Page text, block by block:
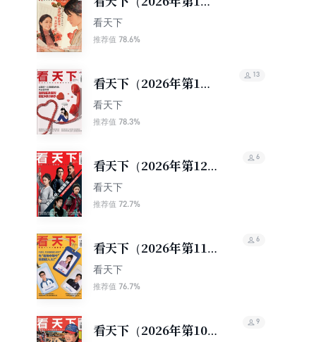
期）
看天下
推荐值 78.6%
看天下（2026年第13
期）
看天下
推荐值 78.3%
13
看天下（2026年第12
期）
看天下
推荐值 72.7%
6
看天下（2026年第11
期）
看天下
推荐值 76.7%
6
看天下（2026年第10
9